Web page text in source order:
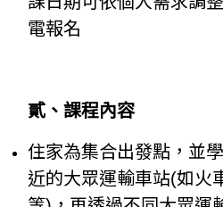
電報名
貳、課程內容
住家為集合出發點，並
近的大眾運輸車站(如火